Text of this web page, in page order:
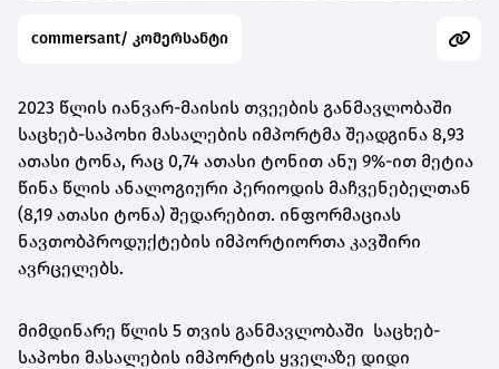
commersant/ კომერსანტი
2023 წლის იანვარ-მაისის თვეების განმავლობაში
საცხებ-საპოხი მასალების იმპორტმა შეადგინა 8,93
ათასი ტონა, რაც 0,74 ათასი ტონით ანუ 9%-ით მეტია
წინა წლის ანალოგიური პერიოდის მაჩვენებელთან
(8,19 ათასი ტონა) შედარებით. ინფორმაციას
ნავთობპროდუქტების იმპორტიორთა კავშირი
ავრცელებს.
მიმდინარე წლის 5 თვის განმავლობაში საცხებ-
საპოხი მასალების იმპორტის ყველაზე დიდი